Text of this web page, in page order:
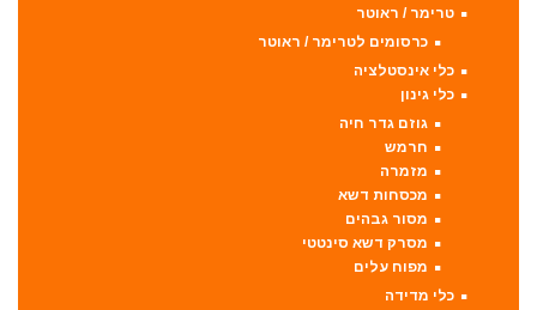
טרימר / ראוטר
כרסומים לטרימר / ראוטר
כלי אינסטלציה
כלי גינון
גוזם גדר חיה
חרמש
מזמרה
מכסחות דשא
מסור גבהים
מסרק דשא סינטטי
מפוח עלים
כלי מדידה